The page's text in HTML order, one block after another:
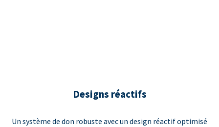
Designs réactifs
Un système de don robuste avec un design réactif optimisé